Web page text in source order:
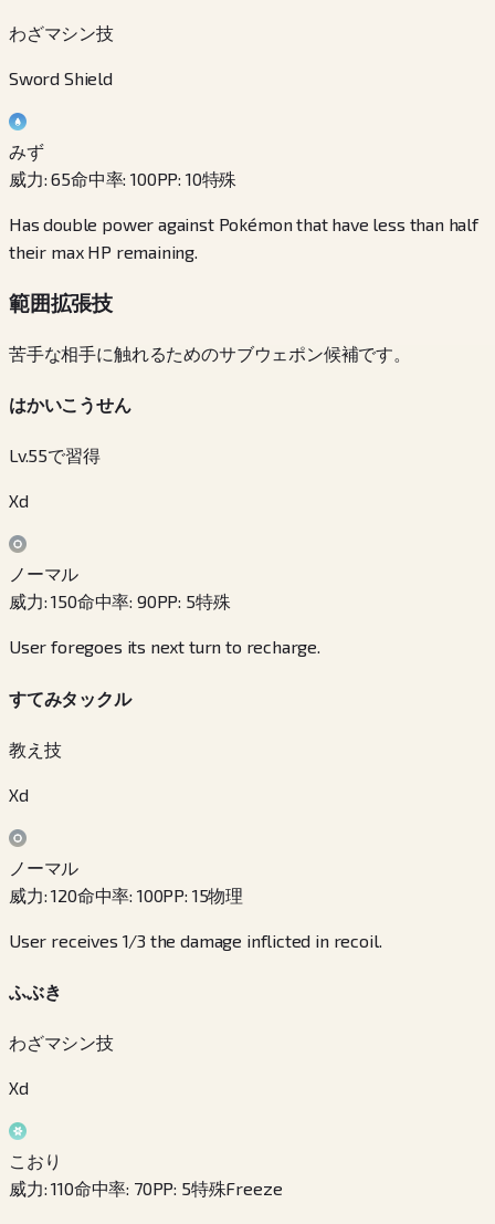
わざマシン技
Sword Shield
みず
威力:65命中率:100PP: 10特殊
Has double power against Pokémon that have less than half
their max HP remaining.
範囲拡張技
苦手な相手に触れるためのサブウェポン候補です。
はかいこうせん
Lv.55で習得
Xd
ノーマル
威力:150命中率: 90PP: 5特殊
User foregoes its next turn to recharge.
すてみタックル
教え技
Xd
ノーマル
威力:120命中率: 100PP: 15物理
User receives 1/3 the damage inflicted in recoil.
ふぶき
わざマシン技
Xd
こおり
威力:110命中率: 70PP: 5特殊Freeze